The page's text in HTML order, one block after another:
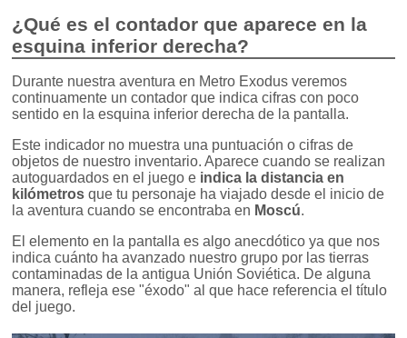
¿Qué es el contador que aparece en la
esquina inferior derecha?
Durante nuestra aventura en Metro Exodus veremos
continuamente un contador que indica cifras con poco
sentido en la esquina inferior derecha de la pantalla.
Este indicador no muestra una puntuación o cifras de
objetos de nuestro inventario. Aparece cuando se realizan
autoguardados en el juego e indica la distancia en
kilómetros que tu personaje ha viajado desde el inicio de
la aventura cuando se encontraba en Moscú.
El elemento en la pantalla es algo anecdótico ya que nos
indica cuánto ha avanzado nuestro grupo por las tierras
contaminadas de la antigua Unión Soviética. De alguna
manera, refleja ese "éxodo" al que hace referencia el título
del juego.